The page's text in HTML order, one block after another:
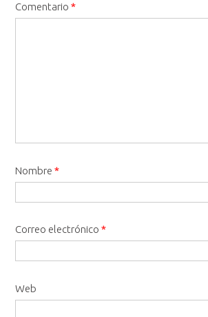
Comentario *
Nombre *
Correo electrónico *
Web